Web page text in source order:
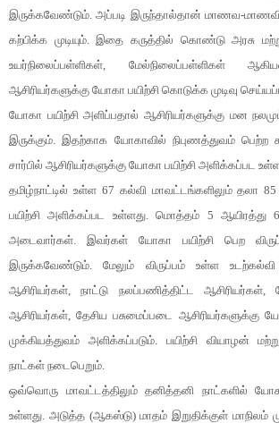
இருக்கவேண்டும். அப்படி இருந்தால்தான் மாணவ-
கற்பிக்க முடியும். இதை கருத்தில் கொண்டு அரசு
உயர்நிலைப்பள்ளிகள், மேல்நிலைப்பள்ளிகள்
ஆசிரியர்களுக்கு யோகா பயிற்சி கொடுக்க முடிவு
யோகா பயிற்சி அளிப்பதால் ஆசிரியர்களுக்கு மன
இருக்கும். இதற்காக யோகாவில் நிபுணத்துவம்
சார்பில் ஆசிரியர்களுக்கு யோகா பயிற்சி அளிக்கப்பட
தமிழ்நாட்டில் உள்ள 67 கல்வி மாவட்டங்களிலும் தலா
பயிற்சி அளிக்கப்பட உள்ளது. மொத்தம் 5 ஆயிரத்து
அடைவார்கள். இவர்கள் யோகா பயிற்சி பெற
இருக்கவேண்டும். மேலும் விருப்பம் உள்ள
ஆசிரியர்கள், நாட்டு நலப்பணித்திட்ட
ஆசிரியர்கள், தேசிய பசுமைப்படை ஆசிரியர்களுக்கு
முக்கியத்துவம் அளிக்கப்படும். பயிற்சி வியாழன்
நாட்கள் நடைபெறும்.
ஒவ்வொரு மாவட்டத்திலும் தனித்தனி நாட்களில்
உள்ளது. அடுத்த (ஆகஸ்டு) மாதம் இறுதிக்குள் மாநிலம்